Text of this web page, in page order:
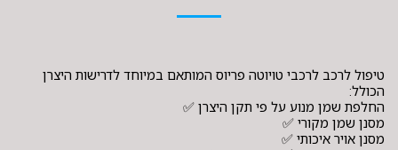
טיפול לרכב לרכבי טויוטה פריוס המותאם במיוחד לדרישות היצרן